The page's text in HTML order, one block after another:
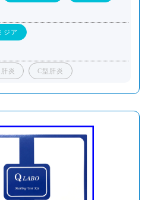
ジア
炎 C型肝炎